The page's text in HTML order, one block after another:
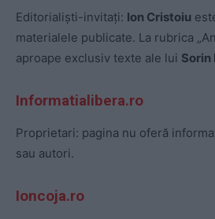
Editorialiști-invitați: Ion Cristoiu
materialele publicate. La rubrica
aproape exclusiv texte ale lui Sorin
Informatialibera.ro
Proprietari: pagina nu oferă
sau autori.
Ioncoja.ro